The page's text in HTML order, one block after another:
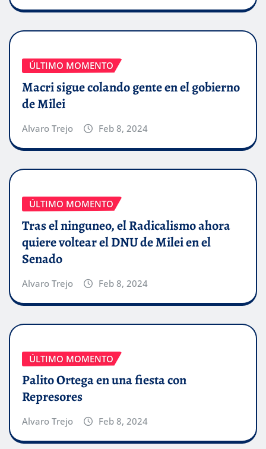
ÚLTIMO MOMENTO
Macri sigue colando gente en el gobierno
de Milei
Alvaro Trejo Feb 8, 2024
ÚLTIMO MOMENTO
Tras el ninguneo, el Radicalismo ahora
quiere voltear el DNU de Milei en el
Senado
Alvaro Trejo Feb 8, 2024
ÚLTIMO MOMENTO
Palito Ortega en una fiesta con
Represores
Alvaro Trejo Feb 8, 2024